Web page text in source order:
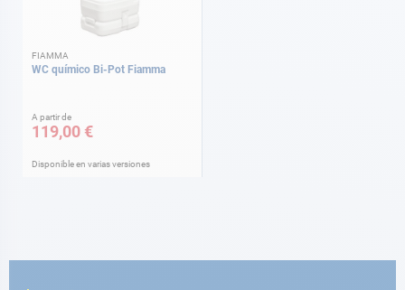
FIAMMA
WC químico Bi-Pot Fiamma
A partir de
119,00 €
Disponible en varias versiones